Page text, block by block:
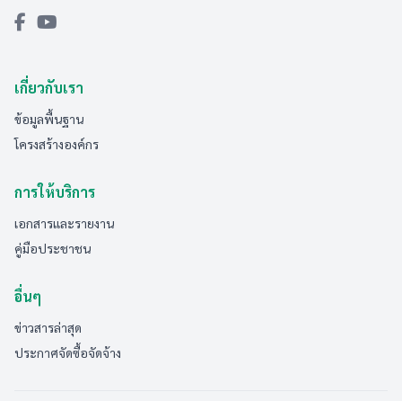
เกี่ยวกับเรา
ข้อมูลพื้นฐาน
โครงสร้างองค์กร
การให้บริการ
เอกสารและรายงาน
คู่มือประชาชน
อื่นๆ
ข่าวสารล่าสุด
ประกาศจัดซื้อจัดจ้าง